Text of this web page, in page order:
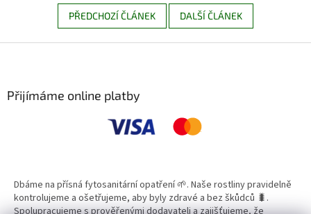
PŘEDCHOZÍ ČLÁNEK DALŠÍ ČLÁNEK
Přijímáme online platby
Dbáme na přísná fytosanitární opatření 🌱. Naše rostliny pravidelně
kontrolujeme a ošetřujeme, aby byly zdravé a bez škůdců 🐛.